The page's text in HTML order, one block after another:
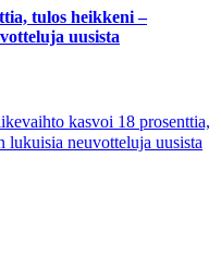
tulos heikkeni –
uusista
kasvoi 18 prosenttia,
lukuisia neuvotteluja uusista